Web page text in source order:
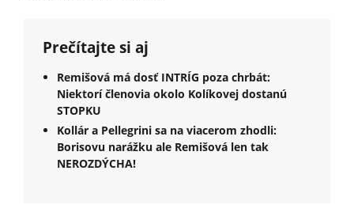
Prečítajte si aj
Remišová má dosť INTRÍG poza chrbát:
Niektorí členovia okolo Kolíkovej dostanú
STOPKU
Kollár a Pellegrini sa na viacerom zhodli:
Borisovu narážku ale Remišová len tak
NEROZDÝCHA!